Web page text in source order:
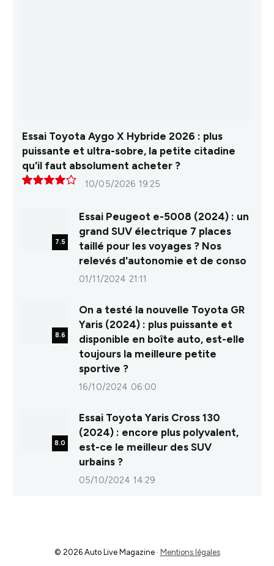
Essai Toyota Aygo X Hybride 2026 : plus
puissante et ultra-sobre, la petite citadine
qu'il faut absolument acheter ?
10/05/2026 19:25
7.5
Essai Peugeot e-5008 (2024) : un
grand SUV électrique 7 places
taillé pour les voyages ? Nos
relevés d'autonomie et de conso
01/11/2024 21:11
8.6
On a testé la nouvelle Toyota GR
Yaris (2024) : plus puissante et
disponible en boîte auto, est-elle
toujours la meilleure petite
sportive ?
16/10/2024 06:00
8.0
Essai Toyota Yaris Cross 130
(2024) : encore plus polyvalent,
est-ce le meilleur des SUV
urbains ?
05/10/2024 14:29
© 2026 Auto Live Magazine · Mentions légales